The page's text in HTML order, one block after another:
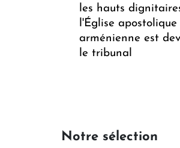
les hauts
l'Église apostolique
arménienne est
le tribunal
Notre sélection